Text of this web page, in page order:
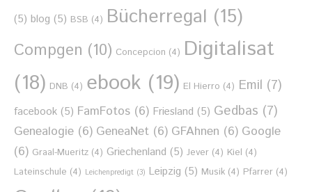
(5) blog (5) BSB (4) Bücherregal (15)
Compgen (10) Concepcion (4) Digitalisat
(18) DNB (4) ebook (19) El Hierro (4) Emil (7)
facebook (5) FamFotos (6) Friesland (5) Gedbas (7)
Genealogie (6) GeneaNet (6) GFAhnen (6) Google
(6) Graal-Mueritz (4) Griechenland (5) Jever (4) Kiel (4)
Lateinschule (4) Leichenpredigt (3) Leipzig (5) Musik (4) Pfarrer (4)